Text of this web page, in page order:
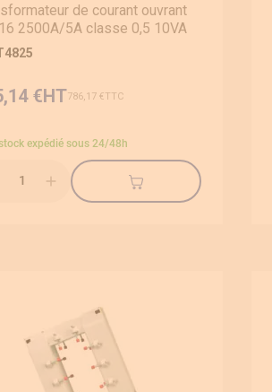
de courant ouvrant
2500A/5A classe 0,5 10VA
786,17 €
€
expédié sous 24/48h